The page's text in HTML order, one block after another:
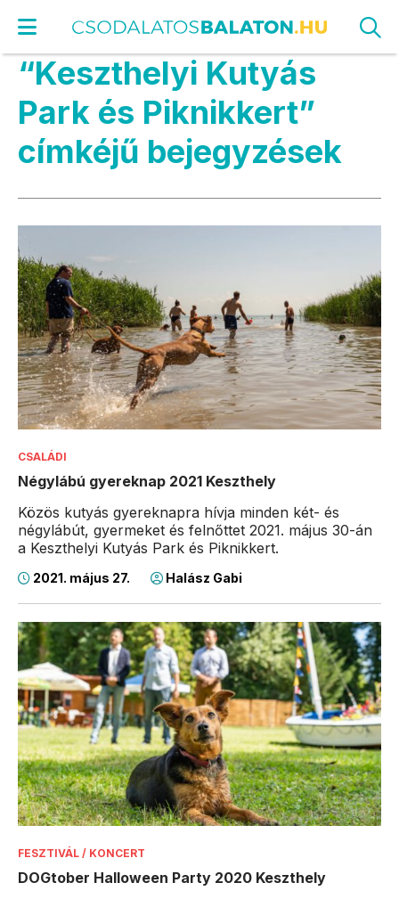
“Keszthelyi Kutyás
Park és Piknikkert”
címkéjű bejegyzések
CSALÁDI
Négylábú gyereknap 2021 Keszthely
Közös kutyás gyereknapra hívja minden két- és
négylábút, gyermeket és felnőttet 2021. május 30-án
a Keszthelyi Kutyás Park és Piknikkert.
2021. május 27. Halász Gabi
FESZTIVÁL / KONCERT
DOGtober Halloween Party 2020 Keszthely